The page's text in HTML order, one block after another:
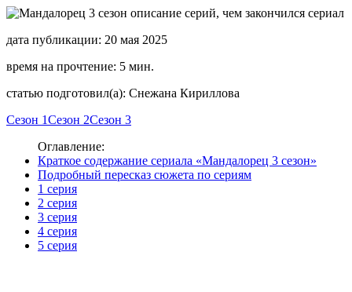
дата публикации: 20 мая 2025
время на прочтение: 5 мин.
статью подготовил(а): Снежана Кириллова
Сезон 1Сезон 2Сезон 3
Оглавление:
Краткое содержание сериала «Мандалорец 3 сезон»
Подробный пересказ сюжета по сериям
1 серия
2 серия
3 серия
4 серия
5 серия